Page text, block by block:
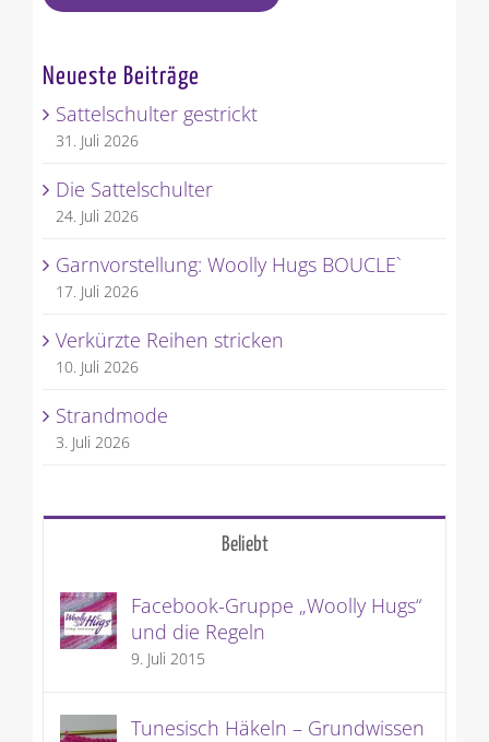
Neueste Beiträge
Sattelschulter gestrickt
31. Juli 2026
Die Sattelschulter
24. Juli 2026
Garnvorstellung: Woolly Hugs BOUCLE`
17. Juli 2026
Verkürzte Reihen stricken
10. Juli 2026
Strandmode
3. Juli 2026
Beliebt
Facebook-Gruppe „Woolly Hugs“
und die Regeln
9. Juli 2015
Tunesisch Häkeln – Grundwissen